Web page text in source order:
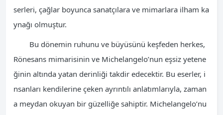
serleri, çağlar boyunca sanatçılara ve mimarlara ilham ka
ynağı olmuştur.
Bu dönemin ruhunu ve büyüsünü keşfeden herkes,
Rönesans mimarisinin ve Michelangelo’nun eşsiz yetene
ğinin altında yatan derinliği takdir edecektir. Bu eserler, i
nsanları kendilerine çeken ayrıntılı anlatımlarıyla, zaman
a meydan okuyan bir güzelliğe sahiptir. Michelangelo’nu